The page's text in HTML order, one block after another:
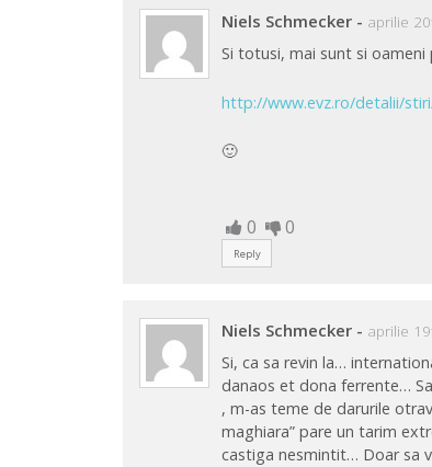
Niels Schmecker - aprilie
Si totusi, mai sunt si oameni
http://www.evz.ro/detalii/
🙂
0 0
Reply
Niels Schmecker - aprilie
Si, ca sa revin la…
danaos et dona ferrente…
, m-as teme de darurile
maghiara” pare un tarim
castiga nesmintit… Doar sa